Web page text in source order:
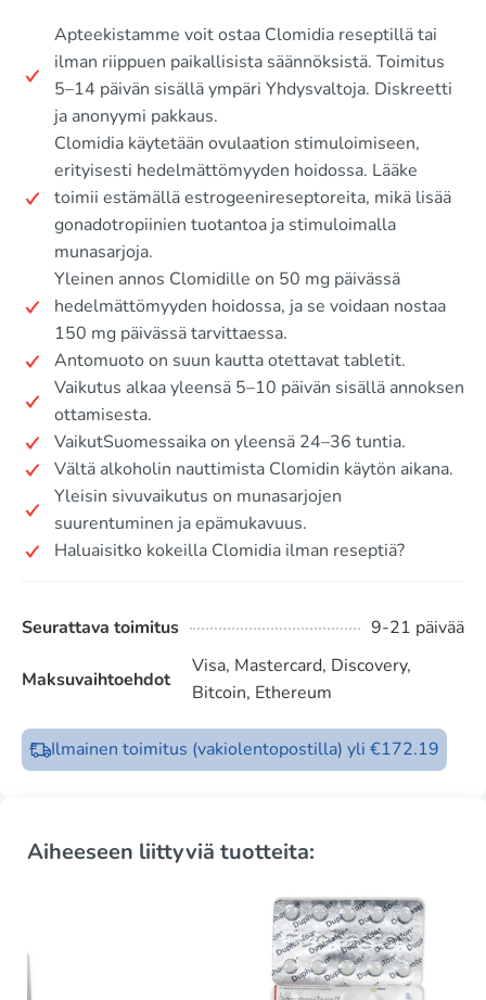
Apteekistamme voit ostaa Clomidia reseptillä tai
ilman riippuen paikallisista säännöksistä. Toimitus
5–14 päivän sisällä ympäri Yhdysvaltoja. Diskreetti
ja anonyymi pakkaus.
Clomidia käytetään ovulaation stimuloimiseen,
erityisesti hedelmättömyyden hoidossa. Lääke
toimii estämällä estrogeenireseptoreita, mikä lisää
gonadotropiinien tuotantoa ja stimuloimalla
munasarjoja.
Yleinen annos Clomidille on 50 mg päivässä
hedelmättömyyden hoidossa, ja se voidaan nostaa
150 mg päivässä tarvittaessa.
Antomuoto on suun kautta otettavat tabletit.
Vaikutus alkaa yleensä 5–10 päivän sisällä annoksen
ottamisesta.
VaikutSuomessaika on yleensä 24–36 tuntia.
Vältä alkoholin nauttimista Clomidin käytön aikana.
Yleisin sivuvaikutus on munasarjojen
suurentuminen ja epämukavuus.
Haluaisitko kokeilla Clomidia ilman reseptiä?
Seurattava toimitus 9-21 päivää
Maksuvaihtoehdot
Visa, Mastercard, Discovery,
Bitcoin, Ethereum
Ilmainen toimitus (vakiolentopostilla) yli €172.19
Aiheeseen liittyviä tuotteita: